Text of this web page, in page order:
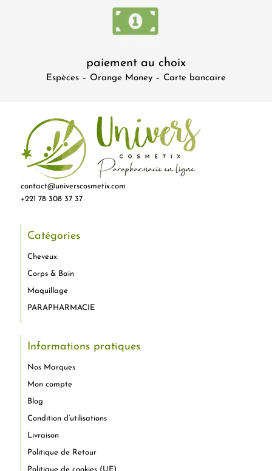
paiement au choix
Espèces – Orange Money – Carte bancaire
contact@universcosmetix.com
+221 78 308 37 37
Catégories
Cheveux
Corps & Bain
Maquillage
PARAPHARMACIE
Informations pratiques
Nos Marques
Mon compte
Blog
Condition d’utilisations
Livraison
Politique de Retour